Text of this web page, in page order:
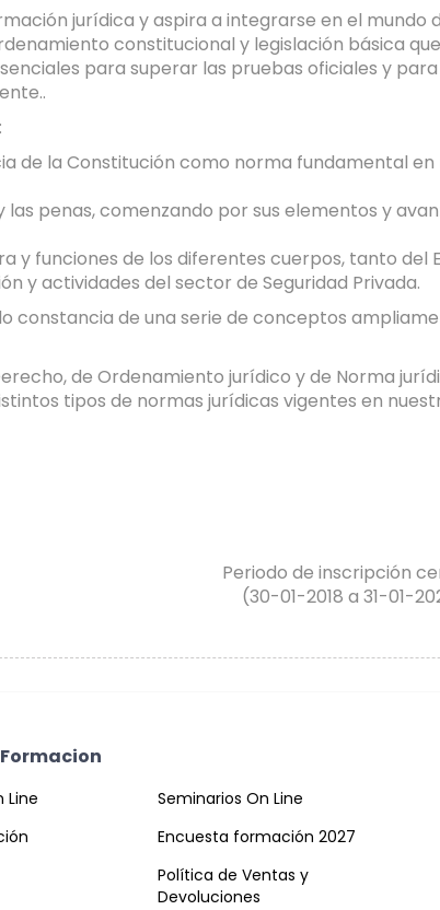
jurídica y aspira a integrarse en el mundo
constitucional y legislación básica
para superar las pruebas oficiales y
de la Constitución como norma fundamental en
penas, comenzando por sus elementos y
y funciones de los diferentes cuerpos, tanto del
y actividades del sector de Seguridad Privada.
constancia de una serie de conceptos
de Ordenamiento jurídico y de Norma
tipos de normas jurídicas vigentes en
Periodo de inscripción
(30-01-2018 a 31-01-
Formacion
Line
Seminarios On Line
Encuesta formación 2027
Política de Ventas y
Devoluciones